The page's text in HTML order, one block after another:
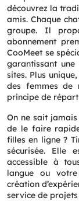
Name*
Email*
Phone*
Service*
Message *
découvrez la
amis. Chaque
groupe. Il
abonnement
CooMeet se
garantissant
sites. Plus
des femmes de
principe de
On ne sait
de le faire
filles en ligne ?
sécurisée. Elle
accessible à
langue ou votre
création
service de